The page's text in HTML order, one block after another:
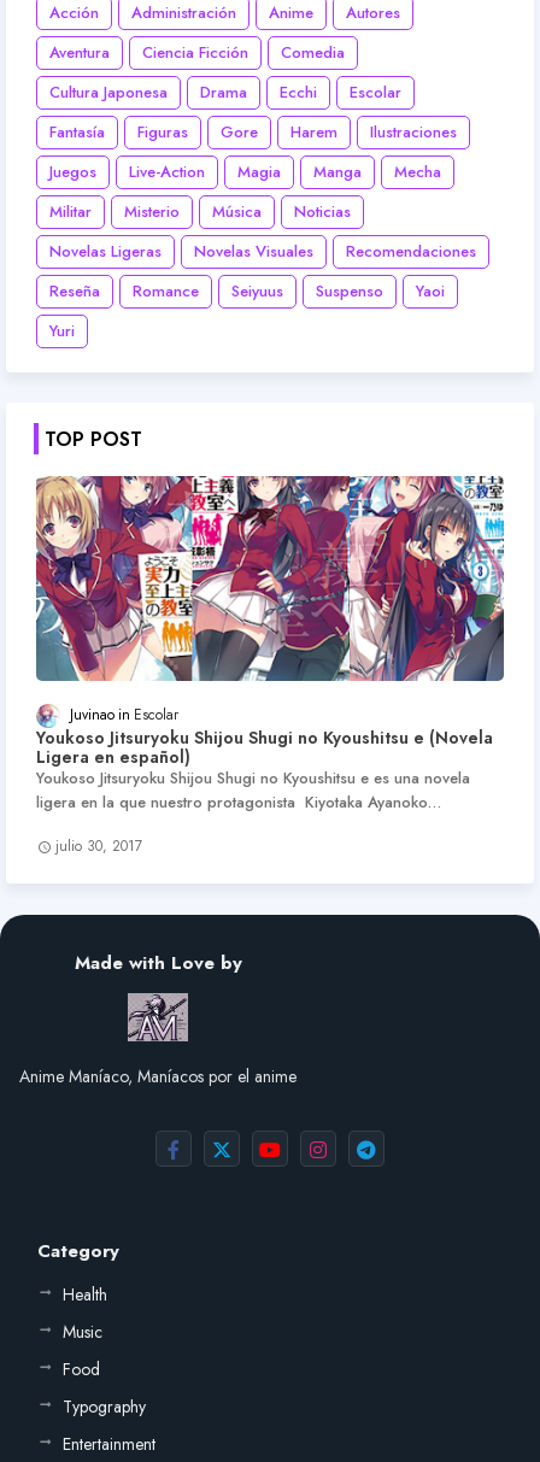
Acción Administración Anime
Autores
Aventura
Ciencia Ficción
Comedia
Cultura Japonesa
Drama Ecchi
Escolar
Fantasía
Figuras Gore Harem
Ilustraciones
Juegos
Live-Action Magia Manga
Mecha
Militar
Misterio Música
Noticias
Novelas Ligeras
Novelas Visuales
Recomendaciones
Reseña
Romance Seiyuus Suspenso
Yaoi
Yuri
TOP POST
Juvinao Escolar
Youkoso Jitsuryoku Shijou Shugi no Kyoushitsu e (Novela
Ligera en español)
Youkoso Jitsuryoku Shijou Shugi no Kyoushitsu e es una novela
ligera en la que nuestro protagonista Kiyotaka Ayanoko…
julio 30, 2017
Made with Love by
Anime Maníaco, Maníacos por el anime
Category
Health
Music
Food
Typography
Entertainment